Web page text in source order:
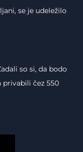
se je udeležilo
so si, da bodo
čez 550